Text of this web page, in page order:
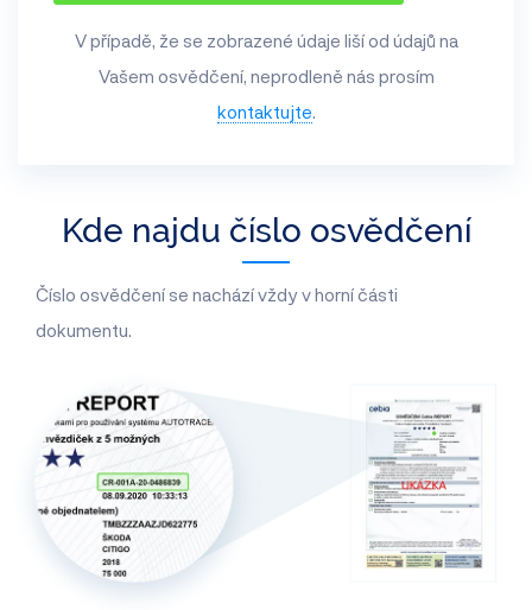
V případě, že se zobrazené údaje liší od údajů na
Vašem osvědčení, neprodleně nás prosím
kontaktujte.
Kde najdu číslo osvědčení
Číslo osvědčení se nachází vždy v horní části
dokumentu.